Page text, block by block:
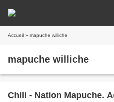
Accueil » mapuche williche
mapuche williche
Chili - Nation Mapuche.